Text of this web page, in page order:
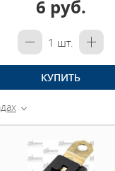
6 руб.
1 шт.
КУПИТЬ